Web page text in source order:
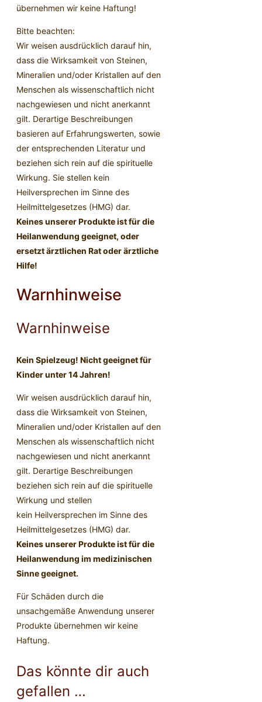
übernehmen wir keine Haftung!
Bitte beachten:
Wir weisen ausdrücklich darauf hin,
dass die Wirksamkeit von Steinen,
Mineralien und/oder Kristallen auf den
Menschen als wissenschaftlich nicht
nachgewiesen und nicht anerkannt
gilt. Derartige Beschreibungen
basieren auf Erfahrungswerten, sowie
der entsprechenden Literatur und
beziehen sich rein auf die spirituelle
Wirkung. Sie stellen kein
Heilversprechen im Sinne des
Heilmittelgesetzes (HMG) dar.
Keines unserer Produkte ist für die
Heilanwendung geeignet, oder
ersetzt ärztlichen Rat oder ärztliche
Hilfe!
Warnhinweise
Warnhinweise
Kein Spielzeug! Nicht geeignet für
Kinder unter 14 Jahren!
Wir weisen ausdrücklich darauf hin,
dass die Wirksamkeit von Steinen,
Mineralien und/oder Kristallen auf den
Menschen als wissenschaftlich nicht
nachgewiesen und nicht anerkannt
gilt. Derartige Beschreibungen
beziehen sich rein auf die spirituelle
Wirkung und stellen
kein Heilversprechen im Sinne des
Heilmittelgesetzes (HMG) dar.
Keines unserer Produkte ist für die
Heilanwendung im medizinischen
Sinne geeignet.
Für Schäden durch die
unsachgemäße Anwendung unserer
Produkte übernehmen wir keine
Haftung.
Das könnte dir auch
gefallen …